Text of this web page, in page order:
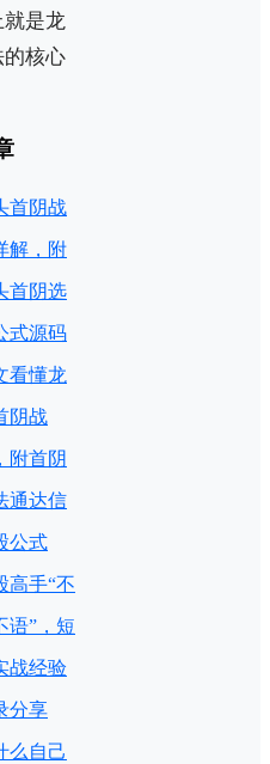
就是龙
核心
首阴战
解，附
首阴选
式源码
看懂龙
阴战
附首阴
通达信
公式
高手“不
语”，短
战经验
分享
么自己